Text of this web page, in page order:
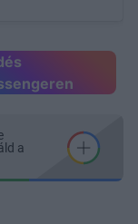
a